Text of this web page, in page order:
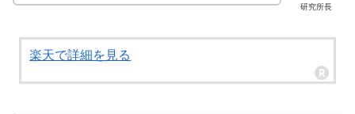
研究所長
楽天で詳細を見る